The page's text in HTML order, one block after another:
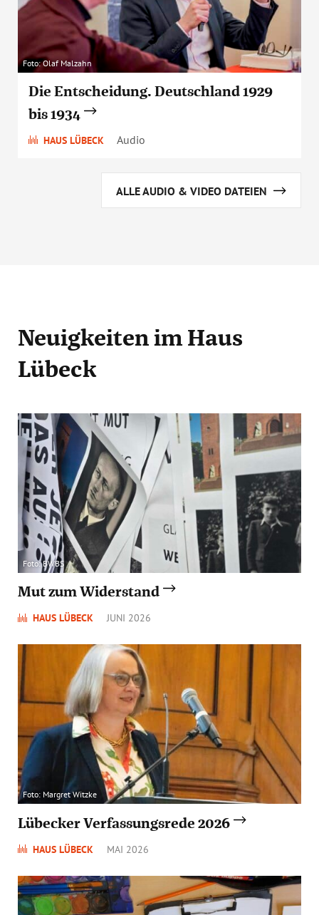
Foto: Olaf Malzahn
Die Entscheidung. Deutschland 1929
bis 1934
HAUS LÜBECK Audio
ALLE AUDIO & VIDEO DATEIEN
Neuigkeitenim Haus
Lübeck
Foto: BWBS
Mut zum Widerstand
HAUS LÜBECK JUNI 2026
Foto: Margret Witzke
Lübecker Verfassungsrede 2026
HAUS LÜBECK MAI 2026